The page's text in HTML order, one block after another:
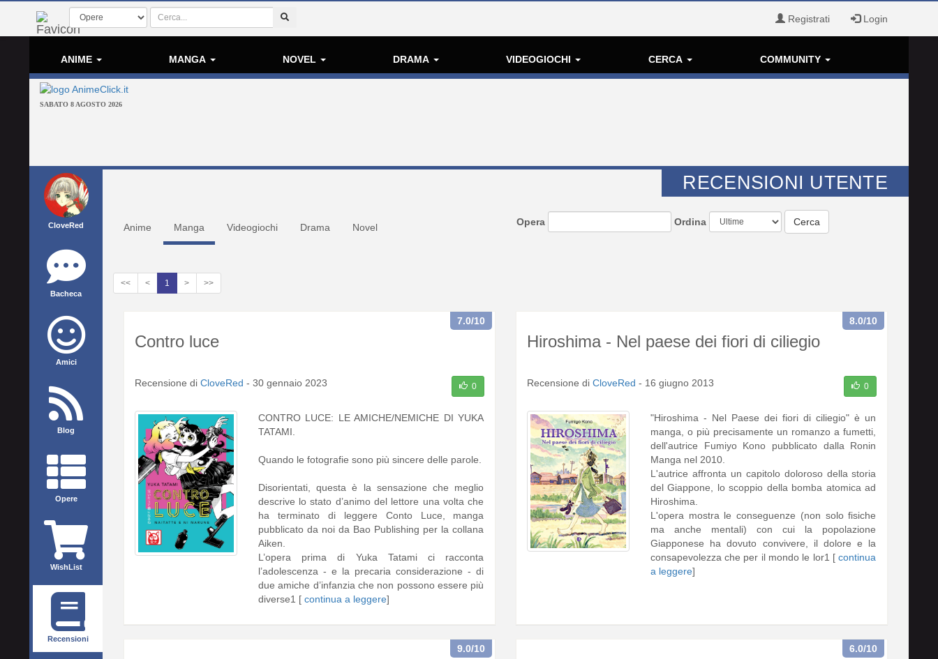
Registrati Login
ANIME MANGA NOVEL DRAMA VIDEOGIOCHI CERCA COMMUNITY
SABATO 8 AGOSTO 2026
CloveRed
Bacheca
Amici
Blog
Opere
WishList
Recensioni
RECENSIONI UTENTE
Anime Manga Videogiochi Drama Novel Opera Ordina Cerca
<< < 1 > >>
Contro luce
7.0/10
Recensione di CloveRed - 30 gennaio 2023 0
CONTRO LUCE: LE AMICHE/NEMICHE DI YUKA
TATAMI.
Quando le fotografie sono più sincere delle parole.
Disorientati, questa è la sensazione che meglio
descrive lo stato d’animo del lettore una volta che
ha terminato di leggere Conto Luce, manga
pubblicato da noi da Bao Publishing per la collana
Aiken.
L’opera prima di Yuka Tatami ci racconta
l’adolescenza - e la precaria considerazione - di
due amiche d’infanzia che non possono essere più
diverse1 [ continua a leggere]
Hiroshima - Nel paese dei fiori di ciliegio
8.0/10
Recensione di CloveRed - 16 giugno 2013 0
"Hiroshima - Nel Paese dei fiori di ciliegio" è un
manga, o più precisamente un romanzo a fumetti,
dell'autrice Fumiyo Kono pubblicato dalla Ronin
Manga nel 2010.
L'autrice affronta un capitolo doloroso della storia
del Giappone, lo scoppio della bomba atomica ad
Hiroshima.
L'opera mostra le conseguenze (non solo fisiche
ma anche mentali) con cui la popolazione
Giapponese ha dovuto convivere, il dolore e la
consapevolezza che per il mondo le lor1 [continua
a leggere]
9.0/10 6.0/10